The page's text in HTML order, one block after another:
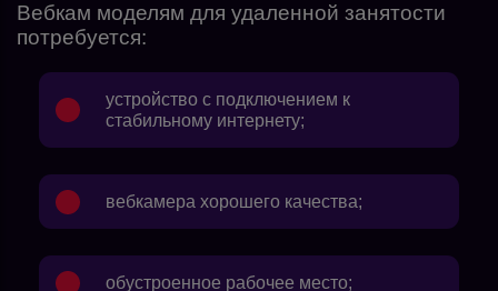
Вебкам моделям для удаленной занятости
потребуется:
устройство с подключением к
стабильному интернету;
вебкамера хорошего качества;
обустроенное рабочее место;